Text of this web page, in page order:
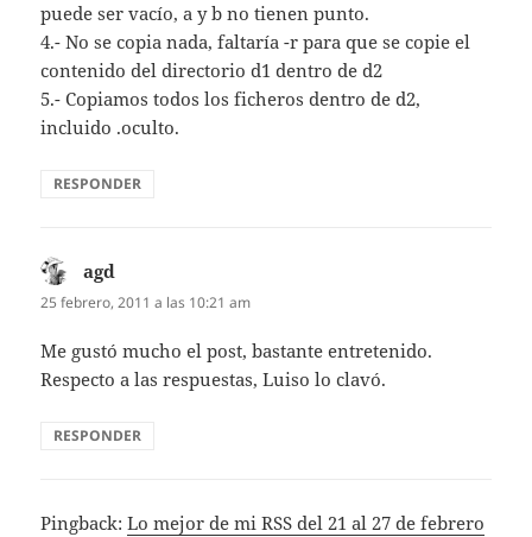
puede ser vacío, a y b no tienen punto.
4.- No se copia nada, faltaría -r para que se copie el
contenido del directorio d1 dentro de d2
5.- Copiamos todos los ficheros dentro de d2,
incluido .oculto.
RESPONDER
agd
25 febrero, 2011 a las 10:21 am
Me gustó mucho el post, bastante entretenido.
Respecto a las respuestas, Luiso lo clavó.
RESPONDER
Pingback:Lo mejor de mi RSS del 21 al 27 de febrero